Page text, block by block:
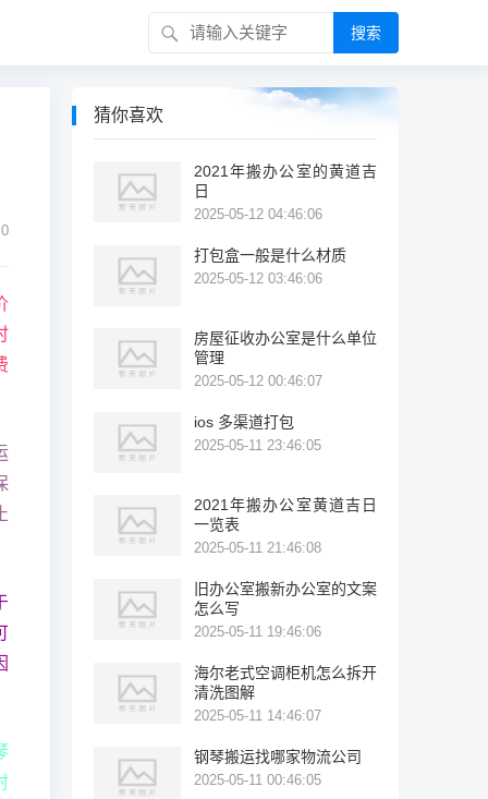
搜索
猜你喜欢
2021年搬办公室的黄道吉
日
2025-05-12 04:46:06
打包盒一般是什么材质
2025-05-12 03:46:06
房屋征收办公室是什么单位
管理
2025-05-12 00:46:07
ios 多渠道打包
2025-05-11 23:46:05
2021年搬办公室黄道吉日
一览表
2025-05-11 21:46:08
旧办公室搬新办公室的文案
怎么写
2025-05-11 19:46:06
海尔老式空调柜机怎么拆开
清洗图解
2025-05-11 14:46:07
钢琴搬运找哪家物流公司
2025-05-11 00:46:05